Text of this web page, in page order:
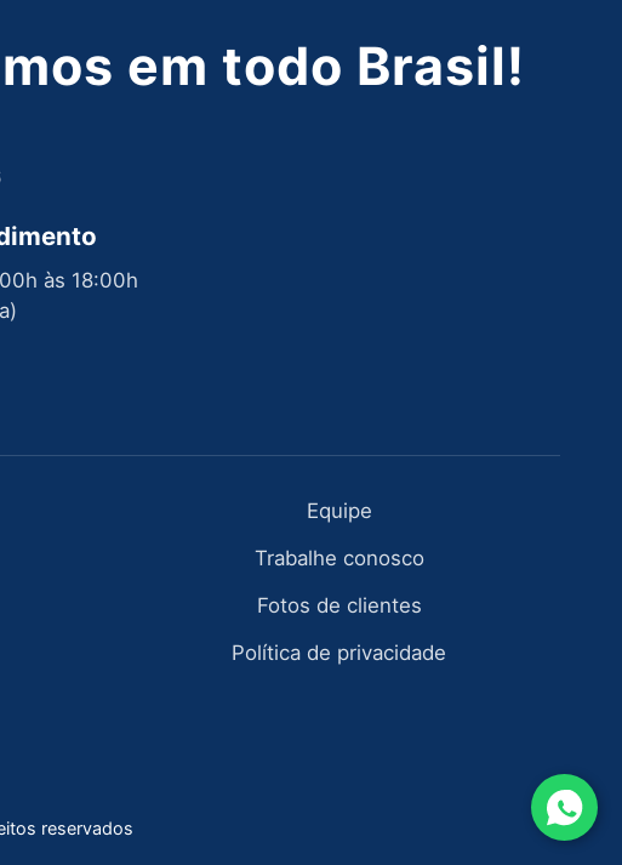
em todo Brasil!
às 18:00h
Equipe
Trabalhe conosco
Fotos de clientes
Política de privacidade
reservados